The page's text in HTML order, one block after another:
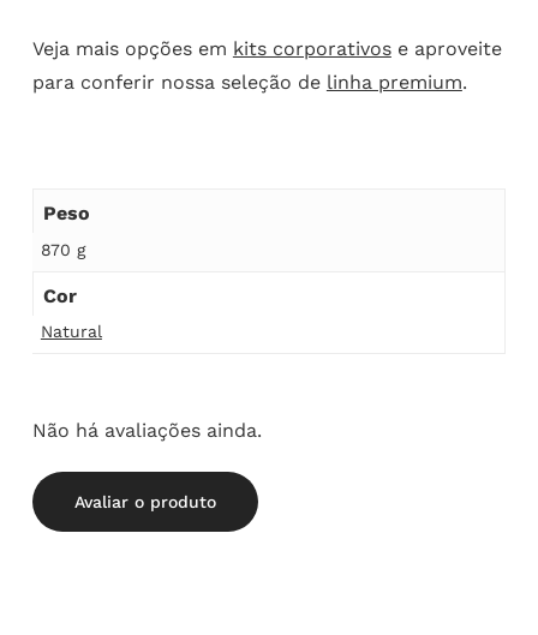
Veja mais opções em kits corporativose aproveite
para conferir nossa seleção de linha premium.
Peso
870 g
Cor
Natural
Não há avaliações ainda.
Avaliar o produto